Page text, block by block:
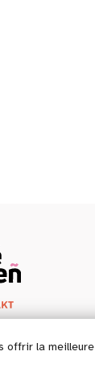
offrir la meilleure